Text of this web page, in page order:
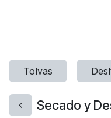
Tolvas
Secado y